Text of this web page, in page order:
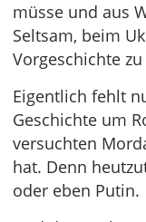
müsse und aus
Seltsam, beim
Vorgeschichte zu
Eigentlich fehlt
Geschichte um
versuchten
hat. Denn
oder eben Putin.